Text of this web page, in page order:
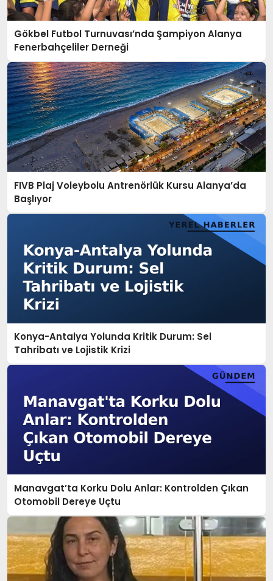
Gökbel Futbol Turnuvası’nda Şampiyon Alanya
Fenerbahçeliler Derneği
FIVB Plaj Voleybolu Antrenörlük Kursu Alanya’da
Başlıyor
Konya-Antalya Yolunda Kritik Durum: Sel
Tahribatı ve Lojistik Krizi
Manavgat’ta Korku Dolu Anlar: Kontrolden Çıkan
Otomobil Dereye Uçtu